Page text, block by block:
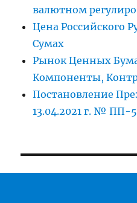
валютном
Цена Российского
Сумах
Рынок Ценных
Компоненты,
Постановление
13.04.2021 г. № ПП-